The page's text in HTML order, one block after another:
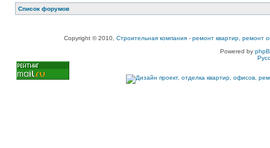
Список форумов
Copyright © 2010, Строительная компания - ремонт квартир, ремонт
Powered by